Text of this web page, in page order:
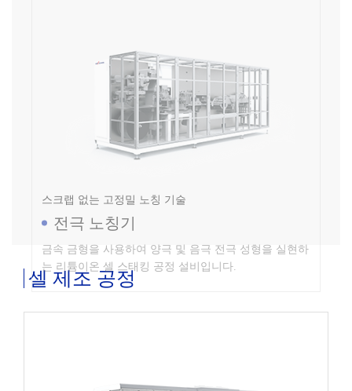
스크랩 없는 고정밀 노칭 기술
전극 노칭기
는 리튬이온 셀 스태킹 공정 설비입니다.
셀 제조 공정